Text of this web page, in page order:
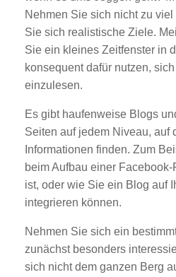
Nehmen Sie sich nicht zu
Sie sich realistische Ziele.
Sie ein kleines Zeitfenster in
konsequent dafür nutzen,
einzulesen.
Es gibt haufenweise Blogs
Seiten auf jedem Niveau, auf
Informationen finden. Zum
beim Aufbau einer
ist, oder wie Sie ein Blog auf
integrieren können.
Nehmen Sie sich ein
zunächst besonders
sich nicht dem ganzen Berg